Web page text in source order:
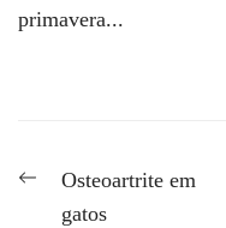
primavera...
Navegação
PreviousOsteoartrite em
gatos